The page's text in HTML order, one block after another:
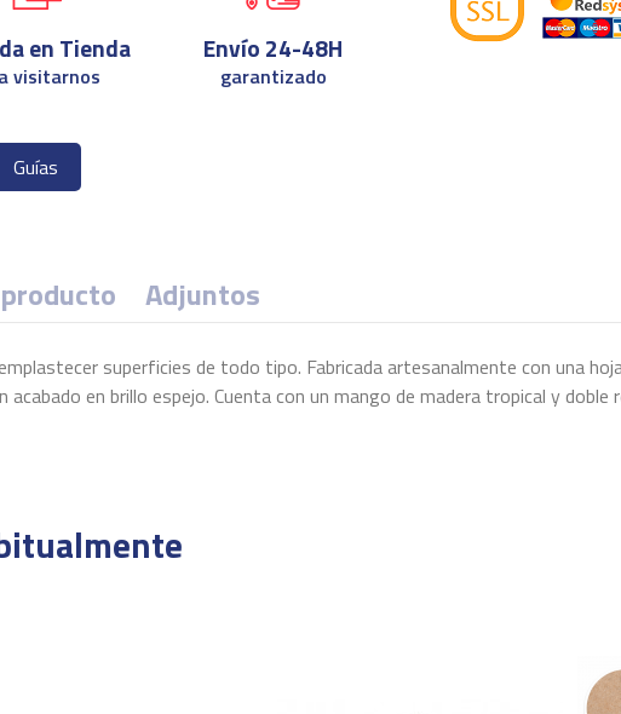
en Tienda
visitarnos
Envío 24-48H
garantizado
Guías
Adjuntos
superficies de todo tipo. Fabricada artesanalmente con una
en brillo espejo. Cuenta con un mango de madera tropical y doble